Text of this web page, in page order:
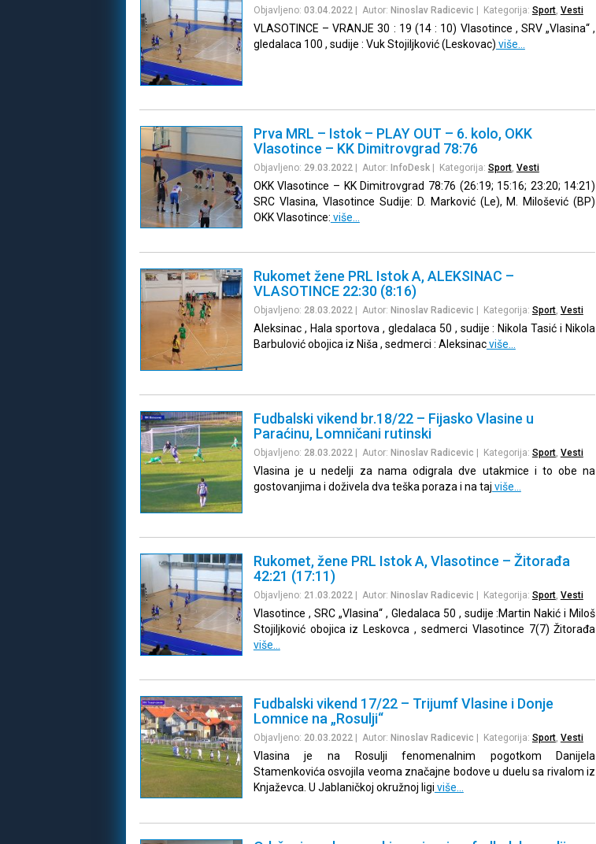
Objavljeno: 03.04.2022| Autor: Ninoslav Radicevic | Kategorija: Sport, Vesti
VLASOTINCE – VRANJE 30 : 19 (14 : 10) Vlasotince , SRV „Vlasina“ ,
gledalaca 100 , sudije : Vuk Stojiljković (Leskovac) više…
Prva MRL – Istok – PLAY OUT – 6. kolo, OKK
Vlasotince – KK Dimitrovgrad 78:76
Objavljeno: 29.03.2022| Autor: InfoDesk| Kategorija: Sport, Vesti
OKK Vlasotince – KK Dimitrovgrad 78:76 (26:19; 15:16; 23:20; 14:21)
SRC Vlasina, Vlasotince Sudije: D. Marković (Le), M. Milošević (BP)
OKK Vlasotince: više…
Rukomet žene PRL Istok A, ALEKSINAC –
VLASOTINCE 22:30 (8:16)
Objavljeno: 28.03.2022| Autor: Ninoslav Radicevic | Kategorija: Sport, Vesti
Aleksinac , Hala sportova , gledalaca 50 , sudije : Nikola Tasić i Nikola
Barbulović obojica iz Niša , sedmerci : Aleksinacviše…
Fudbalski vikend br.18/22 – Fijasko Vlasine u
Paraćinu, Lomničani rutinski
Objavljeno: 28.03.2022| Autor: Ninoslav Radicevic | Kategorija: Sport, Vesti
Vlasina je u nedelji za nama odigrala dve utakmice i to obe na
gostovanjima i doživela dva teška poraza i na taj više…
Rukomet, žene PRL Istok A, Vlasotince – Žitorađa
42:21 (17:11)
Objavljeno: 21.03.2022| Autor: Ninoslav Radicevic | Kategorija: Sport, Vesti
Vlasotince , SRC „Vlasina“ , Gledalaca 50 , sudije :Martin Nakić i Miloš
Stojiljković obojica iz Leskovca , sedmerci Vlasotince 7(7) Žitorađa
više…
Fudbalski vikend 17/22 – Trijumf Vlasine i Donje
Lomnice na „Rosulji“
Objavljeno: 20.03.2022| Autor: Ninoslav Radicevic | Kategorija: Sport, Vesti
Vlasina je na Rosulji fenomenalnim pogotkom Danijela
Stamenkovića osvojila veoma značajne bodove u duelu sa rivalom iz
Knjaževca. U Jablaničkoj okružnoj ligi više…